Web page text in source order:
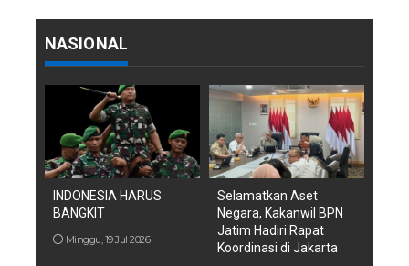
NASIONAL
INDONESIA HARUS
BANGKIT
Minggu, 19 Jul 2026
Selamatkan Aset
Negara, Kakanwil BPN
Jatim Hadiri Rapat
Koordinasi di Jakarta